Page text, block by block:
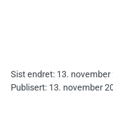
Sist endret: 13. november
Publisert: 13. november